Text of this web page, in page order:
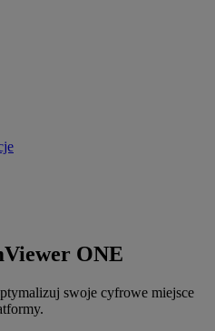
ONE
swoje cyfrowe miejsce